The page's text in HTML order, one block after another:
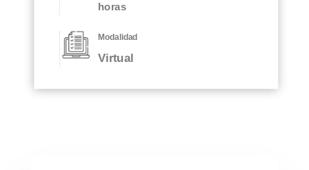
horas
Modalidad
Virtual